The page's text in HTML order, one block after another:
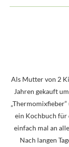
Als Mutter von 2
Jahren gekauft
ein Kochbuch für
einfach mal an
Nach langen